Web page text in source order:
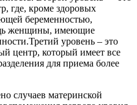
где, кроме здоровых
беременностью,
женщины, имеющие
уровень – это
центр, который имеет все
для приема более
случаев материнской